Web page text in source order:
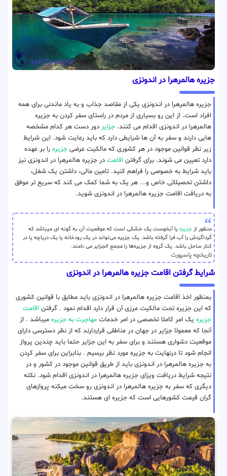
جزیره هالمرهرا در اندونزی
جزیره هالمرهرا در اندونزی یکی از مقاصد جذاب و به یاد ماندنی برای همه
افراد است. از این رو بسیاری از مردم در راستای سفر کردن به جزیره
هالمرهرا در اندونزی اقدام می کنند. جزایر دور دست هر کدام مشخصه
هایی دارند و سفر به آن ها شرایطی دارد که باید رعایت شود. این شرایط
زیر نظر قوانین موجود در هر کشوری که مالکیت عرضی جزیره را بر عهده
دارد تعیین می شوند. برای گرفتن اقامت در جزیره هالمرهرا در اندونزی نیز
باید شرایط به خصوصی را فراهم کنید. تامین مالی، داشتن یک شغل،
داشتن تحصیلاتی خاص و... هر یک به شما کمک می کند که سریع تر موفق
به دریافت اقامت جزیره هالمرهرا در اندونزی شوید.
منظور از جَزیره یا آبخوست یک خشکی است که موقعیت آن به گونه ای میباشد که
گرداگردش را آب فرا گرفته باشد. یک جزیره می‌تواند در یک رودخانه یا یک دریاچه یا در
کنار ساحل باشد. یک گروه از جزیره‌ها را مجمع الجزایر می نامند.
تاریخچه پاسپورت
شرایط گرفتن اقامت جزیره هالمرهرا در اندونزی
بمنظور اخذ اقامت جزیره هالمرهرا در اندونزی باید مطابق با قوانین کشوری
که این جزیره تحت مالکیت مرزی آن قرار دارد اقدام نمود . گرفتن اقامت
جزیره یک امر کاملا تخصصی در امر خدمات مهاجرت به جزیره میباشد . از
آنجا که معمولا جزایر در جهان در مناطقی قراردارند که از نظر دسترسی دارای
موقعیت دشواری هستند و برای سفر به این جزایر حتما باید چندین پرواز
انجام شود تا درنهایت به جزیره مورد نظر برسیم . بنابراین برای سفر کردن
به جزیره هالمرهرا در اندونزی باید از طریق قوانین موجود در کشور و در
نتیجه شرایط دریافت ویزای جزیره هالمرهرا در اندونزی اقدام شود. نکته
دیگری که سفر به جزیره هالمرهرا در اندونزی رو سخت میکنه پروازهای
گران قیمت کشورهایی است که جزیره ای هستند.